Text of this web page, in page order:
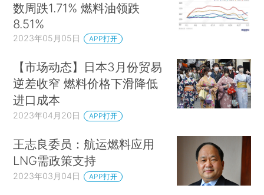
数周跌1.71% 燃料油领跌
8.51%
2023年05月05日 APP打开
【市场动态】日本3月份贸易
逆差收窄 燃料价格下滑降低
进口成本
2023年04月20日 APP打开
王志良委员：航运燃料应用
LNG需政策支持
2023年03月04日 APP打开